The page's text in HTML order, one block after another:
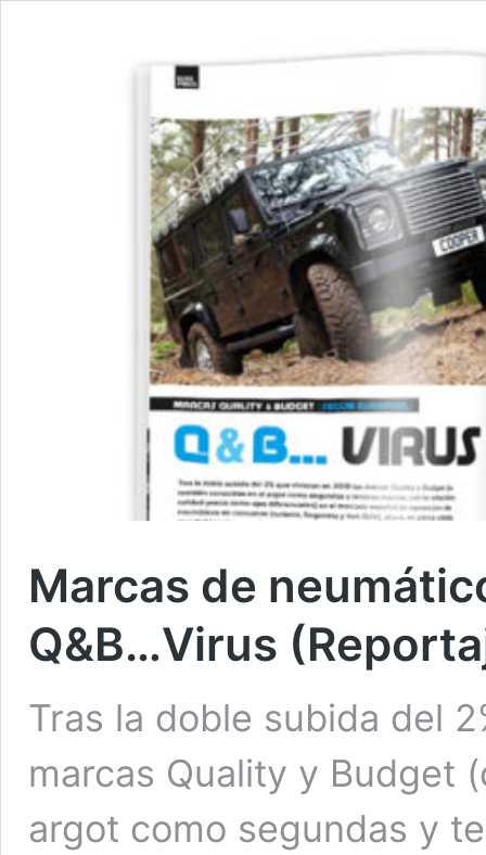
Marcas de
Q&B…Virus
Tras la doble subida del
marcas Quality y Budget
argot como segundas y